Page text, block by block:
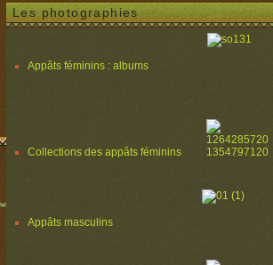
Les photographies
Appâts féminins : albums
Collections des appâts féminins
Appâts masculins